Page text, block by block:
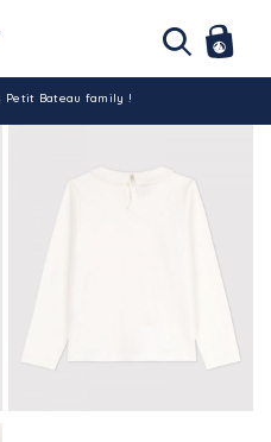
Petit Bateau family !
partout en Tunisie !
carte bancaire (hors promo)